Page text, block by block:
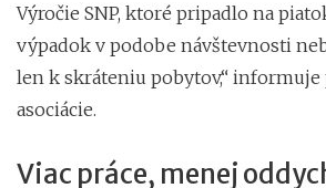
Výročie SNP, ktoré pripadlo na
výpadok v podobe návštevnosti
len k skráteniu pobytov,“
asociácie.
Viac práce, menej